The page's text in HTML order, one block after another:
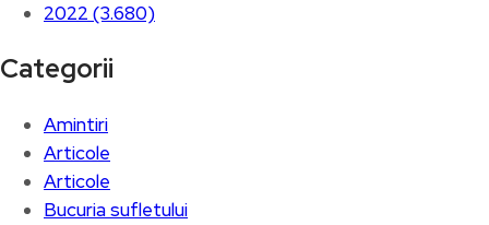
2022 (3.680)
Categorii
Amintiri
Articole
Articole
Bucuria sufletului